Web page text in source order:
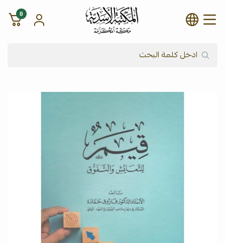
شركة المكتبة الأسدية للنشر
0